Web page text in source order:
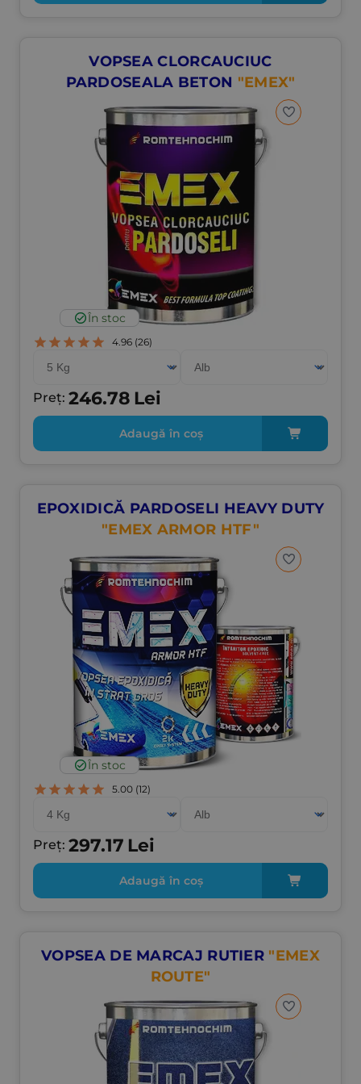
VOPSEA CLORCAUCIUC
PARDOSEALA BETON "EMEX"
În stoc
4.96 (26)
Preț: 246.78 Lei
Adaugă în coș
EPOXIDICĂ PARDOSELI HEAVY DUTY
"EMEX ARMOR HTF"
În stoc
5.00 (12)
Preț: 297.17 Lei
Adaugă în coș
VOPSEA DE MARCAJ RUTIER "EMEX
ROUTE"